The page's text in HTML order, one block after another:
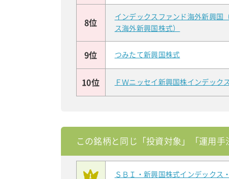
8位
インデックスファンド海外新興国
ス海外新興国株式）
9位 つみたて新興国株式
10位 ＦＷニッセイ新興国株インデックス
この銘柄と同じ「投資対象」「運用手
ＳＢＩ・新興国株式インデックス